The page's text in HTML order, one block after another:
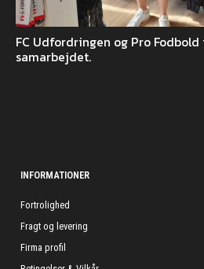
FC Udfordringen og Pro
samarbejdet.
INFORMATIONER
Fortrolighed
Fragt og levering
Firma profil